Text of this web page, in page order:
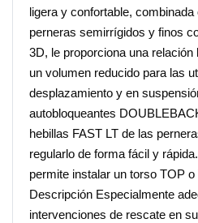
ligera y confortable,
perneras semirrígidos y finos
3D, le proporciona una
un volumen reducido para las
desplazamiento y en
autobloqueantes
hebillas FAST LT de las
regularlo de forma fácil y
permite instalar un torso TOP
Descripción Especialmente
intervenciones de rescate en